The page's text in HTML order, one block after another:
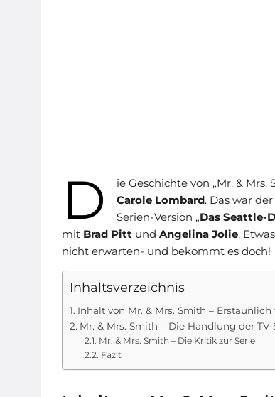
D ie Geschichte von „Mr. &
Carole Lombard. Das war
Serien-Version „Das Seattle-
mit Brad Pitt und Angelina Jolie.
nicht erwarten- und bekommt es doch!
Inhaltsverzeichnis
Inhalt von Mr. & Mrs. Smith –
Mr. & Mrs. Smith – Die Handlung der TV-
Mr. & Mrs. Smith – Die Kritik zur Serie
Fazit